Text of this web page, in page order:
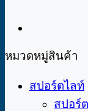
หมวดหมู่สินค้า
สปอร์ตไลท์
สปอร์